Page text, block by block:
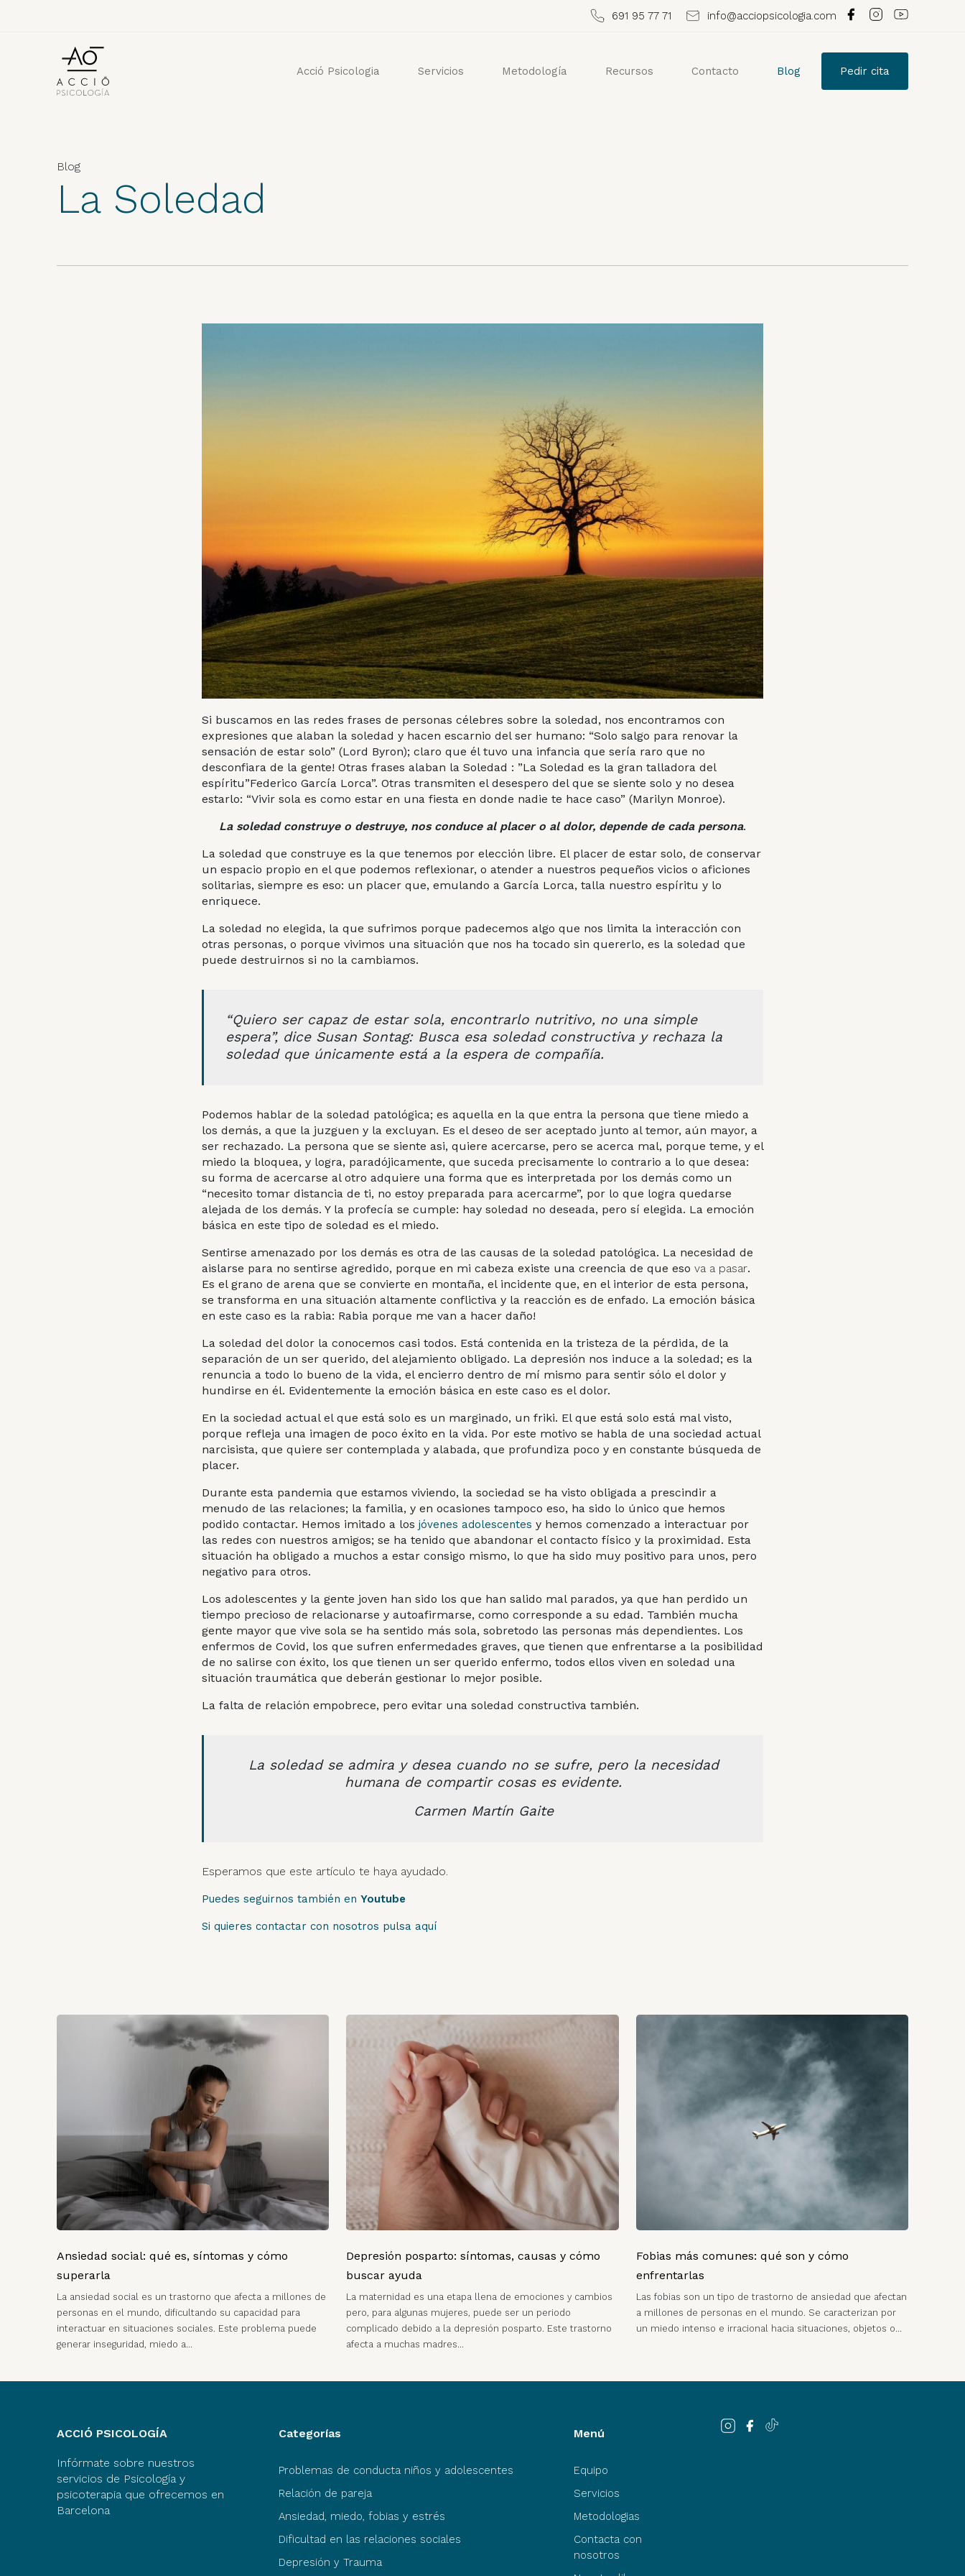
691 95 77 71 info@acciopsicologia.com
Acció Psicologia Servicios Metodología Recursos Contacto Blog Pedir cita
Blog
La Soledad
Si buscamos en las redes frases de personas célebres sobre la soledad, nos encontramos con
expresiones que alaban la soledad y hacen escarnio del ser humano: “Solo salgo para renovar la
sensación de estar solo” (Lord Byron); claro que él tuvo una infancia que sería raro que no
desconfiara de la gente! Otras frases alaban la Soledad : ”La Soledad es la gran talladora del
espíritu”Federico García Lorca”. Otras transmiten el desespero del que se siente solo y no desea
estarlo: “Vivir sola es como estar en una fiesta en donde nadie te hace caso” (Marilyn Monroe).
La soledad construye o destruye, nos conduce al placer o al dolor, depende de cada persona.
La soledad que construye es la que tenemos por elección libre. El placer de estar solo, de conservar
un espacio propio en el que podemos reflexionar, o atender a nuestros pequeños vicios o aficiones
solitarias, siempre es eso: un placerque, emulando a García Lorca, talla nuestro espíritu y lo
enriquece.
La soledad no elegida, la que sufrimos porque padecemos algo que nos limita la interacción con
otras personas, o porque vivimos una situación que nos ha tocado sin quererlo, es la soledad que
puede destruirnos si no la cambiamos.
“Quiero ser capaz de estar sola, encontrarlo nutritivo, no una simple
espera”, dice Susan Sontag: Busca esa soledad constructiva y rechaza la
soledad que únicamente está a la espera de compañía.
Podemos hablar de la soledad patológica; es aquella en la que entra la persona que tiene miedo a
los demás, a que la juzguen y la excluyan. Es el deseo de ser aceptado junto al temor, aún mayor, a
ser rechazado. La persona que se siente asi, quiere acercarse, pero se acerca mal, porque teme, y el
miedo la bloquea, y logra, paradójicamente, que suceda precisamente lo contrario a lo que desea:
su forma de acercarse al otro adquiere una forma que es interpretada por los demás como un
“necesito tomar distancia de ti, no estoy preparada para acercarme”, por lo que logra quedarse
alejada de los demás. Y la profecía se cumple: hay soledad no deseada, pero sí elegida. La emoción
básica en este tipo de soledad es el miedo.
Sentirse amenazado por los demás es otra de las causas de la soledad patológica. La necesidad de
aislarse para no sentirse agredido, porque en mi cabeza existe una creencia de que eso va a pasar.
Es el grano de arena que se convierte en montaña, el incidente que, en el interior de esta persona,
se transforma en una situación altamente conflictiva y la reacción es de enfado. La emoción básica
en este caso es la rabia: Rabiaporque me van a hacer daño!
La soledad del dolor la conocemos casi todos. Está contenida en la tristeza de la pérdida, de la
separación de un ser querido, del alejamiento obligado. La depresión nos induce a la soledad; es la
renuncia a todo lo bueno de la vida, el encierro dentro de mí mismo para sentir sólo el dolor y
hundirse en él. Evidentemente la emoción básica en este caso es el dolor.
En la sociedad actual el que está solo es un marginado, un friki. El que está solo está mal visto,
porque refleja una imagen de poco éxito en la vida. Por este motivo se habla de una sociedad actual
narcisista, que quiere ser contemplada y alabada, que profundiza poco y en constante búsqueda de
placer.
Durante esta pandemia que estamos viviendo, la sociedad se ha visto obligada a prescindir a
menudo de las relaciones; la familia, y en ocasiones tampoco eso, ha sido lo único que hemos
podido contactar. Hemos imitado a los jóvenes adolescentes y hemos comenzado a interactuar por
las redes con nuestros amigos; se ha tenido que abandonar el contacto físico y la proximidad. Esta
situación ha obligado a muchos a estar consigo mismo, lo que ha sido muy positivo para unos, pero
negativo para otros.
Los adolescentes y la gente joven han sido los que han salido mal parados, ya que han perdido un
tiempo precioso de relacionarse y autoafirmarse, como corresponde a su edad. También mucha
gente mayor que vive sola se ha sentido más sola, sobretodo las personas más dependientes. Los
enfermos de Covid, los que sufren enfermedades graves, que tienen que enfrentarse a la posibilidad
de no salirse con éxito, los que tienen un ser querido enfermo, todos ellos viven en soledad una
situación traumática que deberán gestionar lo mejor posible.
La falta de relación empobrece, pero evitar una soledad constructiva también.
La soledad se admira y desea cuando no se sufre, pero la necesidad
humana de compartir cosas es evidente.
Carmen Martín Gaite
Esperamos que este artículo te haya ayudado.
Puedes seguirnos también en Youtube
Si quieres contactar con nosotros pulsa aquí
Ansiedad social: qué es, síntomas y cómo
superarla
La ansiedad social es un trastorno que afecta a millones de
personas en el mundo, dificultando su capacidad para
interactuar en situaciones sociales. Este problema puede
generar inseguridad, miedo a…
Depresión posparto: síntomas, causas y cómo
buscar ayuda
La maternidad es una etapa llena de emociones y cambios
pero, para algunas mujeres, puede ser un periodo
complicado debido a la depresión posparto. Este trastorno
afecta a muchas madres…
Fobias más comunes: qué son y cómo
enfrentarlas
Las fobias son un tipo de trastorno de ansiedad que afectan
a millones de personas en el mundo. Se caracterizan por
un miedo intenso e irracional hacia situaciones, objetos o…
ACCIÓ PSICOLOGÍA
Infórmate sobre nuestros
servicios de Psicología y
psicoterapia que ofrecemos en
Barcelona
Categorías
Problemas de conducta niños y adolescentes
Relación de pareja
Ansiedad, miedo, fobias y estrés
Dificultad en las relaciones sociales
Depresión y Trauma
Menú
Equipo
Servicios
Metodologias
Contacta con
nosotros